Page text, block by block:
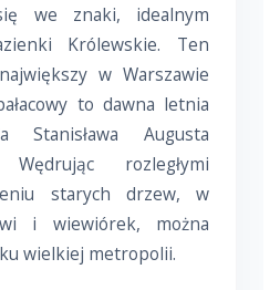
we znaki, idealnym
Królewskie. Ten
w Warszawie
to dawna letnia
Stanisława Augusta
Wędrując rozległymi
starych drzew, w
i wiewiórek, można
wielkiej metropolii.